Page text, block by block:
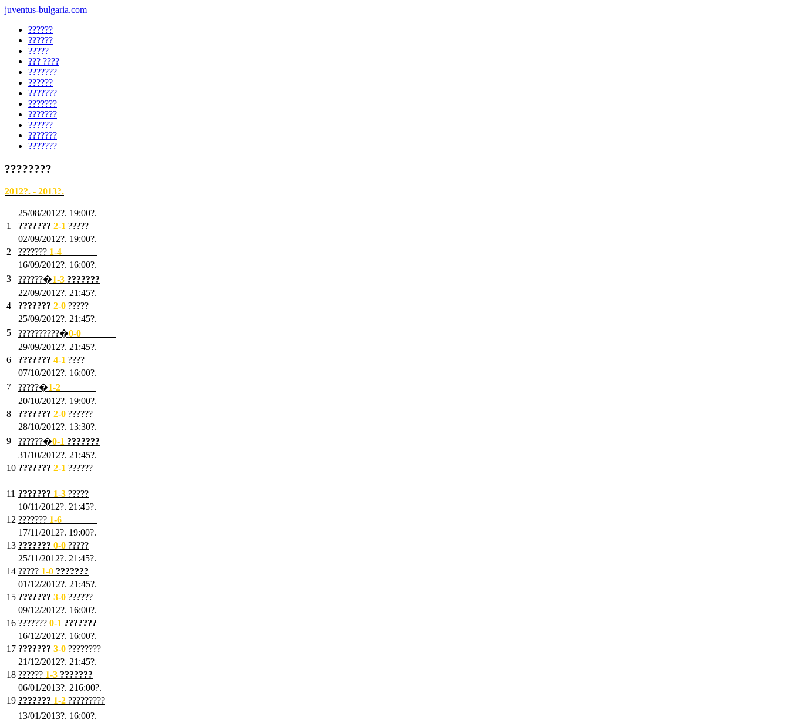
juventus-bulgaria.com
??????
??????
?????
??? ????
???????
??????
???????
???????
???????
??????
???????
???????
????????
2012?. - 2013?.
25/08/2012?. 19:00?.
1
??????? 2-1 ?????
02/09/2012?. 19:00?.
2
??????? 1-4
16/09/2012?. 16:00?.
3
??????�1-3 ???????
22/09/2012?. 21:45?.
4
??????? 2-0 ?????
25/09/2012?. 21:45?.
5
??????????�0-0
29/09/2012?. 21:45?.
6
??????? 4-1 ????
07/10/2012?. 16:00?.
7
?????�1-2
20/10/2012?. 19:00?.
8
??????? 2-0 ??????
28/10/2012?. 13:30?.
9
??????�0-1 ???????
31/10/2012?. 21:45?.
10 ??????? 2-1 ??????
11 ??????? 1-3 ?????
10/11/2012?. 21:45?.
12 ??????? 1-6
17/11/2012?. 19:00?.
13 ??????? 0-0 ?????
25/11/2012?. 21:45?.
14 ????? 1-0 ???????
01/12/2012?. 21:45?.
15 ??????? 3-0 ??????
09/12/2012?. 16:00?.
16 ??????? 0-1 ???????
16/12/2012?. 16:00?.
17 ??????? 3-0 ????????
21/12/2012?. 21:45?.
18 ?????? 1-3 ???????
06/01/2013?. 216:00?.
19 ??????? 1-2 ?????????
13/01/2013?. 16:00?.